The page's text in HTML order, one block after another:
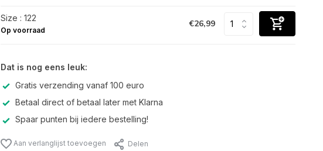
Size : 122
Op voorraad
€26,99
Dat is nog eens leuk:
Gratis verzending vanaf 100 euro
Betaal direct of betaal later met Klarna
Spaar punten bij iedere bestelling!
Aan verlanglijst toevoegen Delen